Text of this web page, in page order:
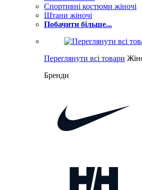
Спортивні костюми жіночі
Штани жіночі
Побачити більше...
Переглянути всі товари
Бренди